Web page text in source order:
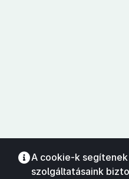
A cookie-k segítenek
szolgáltatásaink